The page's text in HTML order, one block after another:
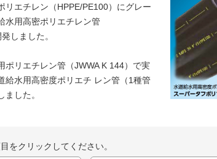
リエチレン（HPPE/PE100）にグレー
水用高密ポリエチレン管
しました。
ポリエチレン管（JWWA K 144）で実
給水用高密度ポリエチ レン管（1種管
ました。
をクリックしてください。